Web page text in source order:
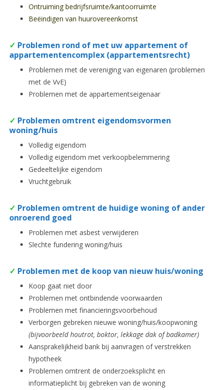
Ontruiming bedrijfsruimte/kantoorruimte
Beëindigen van huurovereenkomst
✓ Problemen rond of met uw appartement of
appartementencomplex (appartementsrecht)
Problemen met de vereniging van eigenaren (problemen
met de VvE)
Problemen met de appartementseigenaar
✓ Problemen omtrent eigendomsvormen
woning/huis
Volledig eigendom
Volledig eigendom met verkoopbelemmering
Gedeeltelijke eigendom
Vruchtgebruik
✓ Problemen omtrent de huidige woning of ander
onroerend goed
Problemen met asbest verwijderen
Slechte fundering woning/huis
✓ Problemen met de koop van nieuw huis/woning
Koop gaat niet door
Problemen met ontbindende voorwaarden
Problemen met financieringsvoorbehoud
Verborgen gebreken nieuwe woning/huis/koopwoning
(bijvoorbeeld houtrot, boktor, lekkage dak of badkamer)
Aansprakelijkheid bank bij aanvragen of verstrekken
hypotheek
Problemen omtrent de onderzoeksplicht en
informatieplicht bij gebreken van de woning